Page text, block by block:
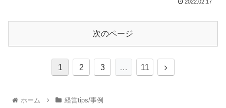
2022.02.17
次のページ
1 2 3 … 11
ホーム 経営tips/事例